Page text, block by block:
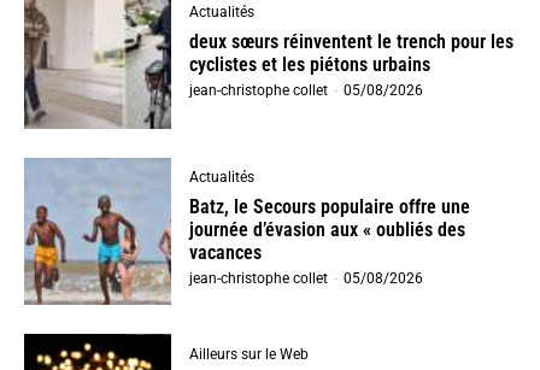
Actualités
deux sœurs réinventent le trench pour les
cyclistes et les piétons urbains
jean-christophe collet - 05/08/2026
Actualités
Batz, le Secours populaire offre une
journée d’évasion aux « oubliés des
vacances
jean-christophe collet - 05/08/2026
Ailleurs sur le Web